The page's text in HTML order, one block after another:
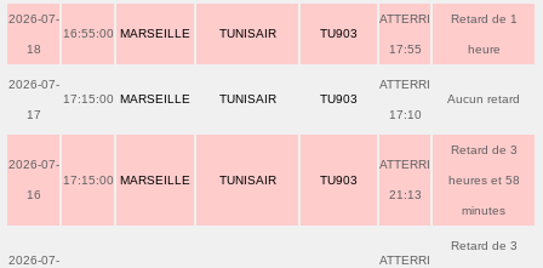
2026-07-
18
16:55:00 MARSEILLE TUNISAIR TU903
ATTERRI
17:55
Retard de 1
heure
2026-07-
17
17:15:00 MARSEILLE TUNISAIR TU903
ATTERRI
17:10
Aucun retard
2026-07-
16
17:15:00 MARSEILLE TUNISAIR TU903
ATTERRI
21:13
Retard de 3
heures et 58
minutes
2026-07- ATTERRI
Retard de 3